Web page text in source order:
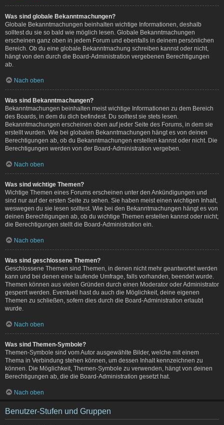
Was sind globale Bekanntmachungen?
Globale Bekanntmachungen beinhalten wichtige Informationen, deshalb
solltest du sie so bald wie möglich lesen. Globale Bekanntmachungen
erscheinen ganz oben in jedem Forum und ebenfalls in deinem persönlichen
Bereich. Ob du eine globale Bekanntmachung schreiben kannst oder nicht,
hängt von den durch die Board-Administration vergebenen Berechtigungen
ab.
Nach oben
Was sind Bekanntmachungen?
Bekanntmachungen beinhalten meist wichtige Informationen zu dem Bereich
des Boards, in dem du dich befindest. Du solltest sie stets lesen.
Bekanntmachungen erscheinen oben auf jeder Seite des Forums, in dem sie
erstellt wurden. Wie bei globalen Bekanntmachungen hängt es von deinen
Berechtigungen ab, ob du Bekanntmachungen erstellen kannst oder nicht. Die
Berechtigungen werden von der Board-Administration vergeben.
Nach oben
Was sind wichtige Themen?
Wichtige Themen eines Forums erscheinen unter den Ankündigungen und
sind nur auf der ersten Seite zu sehen. Sie haben meist einen wichtigen Inhalt,
weswegen du sie lesen solltest. Wie bei den Bekanntmachungen hängt es von
deinen Berechtigungen ab, ob du wichtige Themen erstellen kannst oder nicht;
die Berechtigungen stellt die Board-Administration ein.
Nach oben
Was sind geschlossene Themen?
Geschlossene Themen sind Themen, in denen nicht mehr geantwortet werden
kann und bei denen eine laufende Umfrage, falls vorhanden, beendet wurde.
Themen können aus vielen Gründen durch einen Moderator oder Administrator
gesperrt werden. Eventuell hast du auch die Möglichkeit, deine eigenen
Themen zu schließen, sofern dies durch die Board-Administration erlaubt
wurde.
Nach oben
Was sind Themen-Symbole?
Themen-Symbole sind vom Autor ausgewählte Bilder, welche mit einem
Thema in Verbindung stehen können, um dessen Inhalt kennzeichnen zu
können. Die Möglichkeit, Themen-Symbole zu verwenden, hängt von deinen
Berechtigungen ab, die die Board-Administration gesetzt hat.
Nach oben
Benutzer-Stufen und Gruppen